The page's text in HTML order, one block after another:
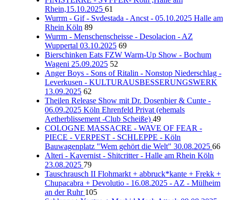
Rhein,15.10.2025 61
Wurrm - Gif - Svdestada - Ancst - 05.10.2025 Halle am
Rhein Köln 89
Wurrm - Menschenscheisse - Desolacion - AZ
Wuppertal 03.10.2025 69
Bierschinken Eats FZW Warm-Up Show - Bochum
Wageni 25.09.2025 52
Anger Boys - Sons of Ritalin - Nonstop Niederschlag -
Leverkusen - KULTURAUSBESSERUNGSWERK
13.09.2025 62
Theilen Release Show mit Dr. Dosenbier & Cunte -
06.09.2025 Köln Ehrenfeld Privat (ehemals
Aetherblissement -Club Scheiße) 49
COLOGNE MASSACRE - WAVE OF FEAR -
PIECE - VERPEST - SCHLEPPE - Köln
Bauwagenplatz "Wem gehört die Welt" 30.08.2025 66
Alteri - Kavernist - Shitcritter - Halle am Rhein Köln
23.08.2025 79
Tauschrausch II Flohmarkt + abbruck*kante + Frekk +
Chupacabra + Devolutio - 16.08.2025 - AZ - Mülheim
an der Ruhr 105